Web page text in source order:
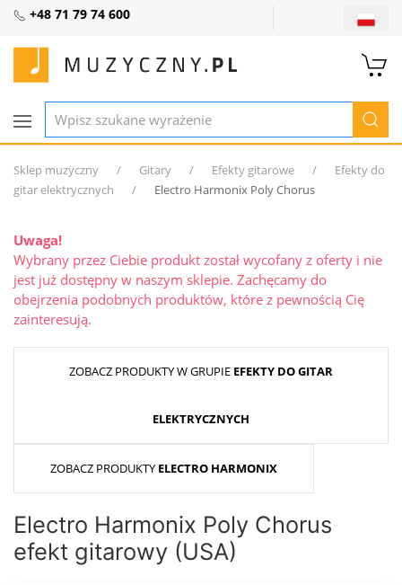
+48 71 79 74 600
Sklep muzyczny Gitary Efekty gitarowe
Efekty do
gitar elektrycznych
Electro Harmonix Poly Chorus
Uwaga!
Wybrany przez Ciebie produkt został wycofany z oferty i nie
jest już dostępny w naszym sklepie. Zachęcamy do
obejrzenia podobnych produktów, które z pewnością Cię
zainteresują.
ZOBACZ PRODUKTY W GRUPIE EFEKTY DO GITAR
ELEKTRYCZNYCH
ZOBACZ PRODUKTY ELECTRO HARMONIX
Electro Harmonix Poly Chorus
efekt gitarowy (USA)